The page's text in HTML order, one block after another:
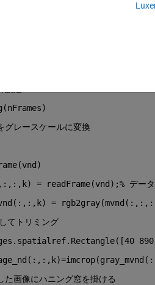
（高さ　幅　時間）
1124 2];
定
グレースケールに変換
= readFrame(vnd);
% デー
=
てトリミング
た画像にハニング窓を掛ける